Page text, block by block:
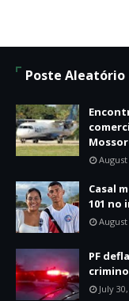
Poste Aleatório
August
Casal
101 no
August
PF
July